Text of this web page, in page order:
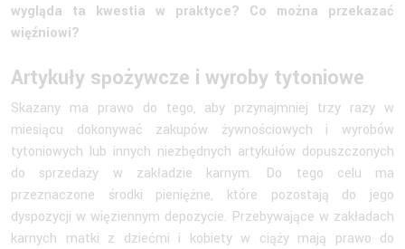
wygląda ta kwestia w praktyce? Co można przekazać
więźniowi?
Artykuły spożywcze i wyroby tytoniowe
Skazany ma prawo do tego, aby przynajmniej trzy razy w
miesiącu dokonywać zakupów żywnościowych i wyrobów
tytoniowych lub innych niezbędnych artykułów dopuszczonych
do sprzedaży w zakładzie karnym. Do tego celu ma
przeznaczone środki pieniężne, które pozostają do jego
dyspozycji w więziennym depozycie. Przebywające w zakładach
karnych matki z dziećmi i kobiety w ciąży mają prawo do